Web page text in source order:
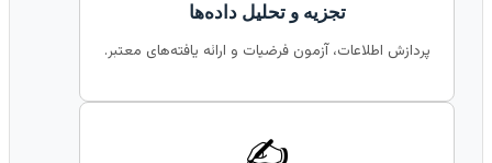
تجزیه و تحلیل داده‌ها
پردازش اطلاعات، آزمون فرضیات و ارائه یافته‌های معتبر.